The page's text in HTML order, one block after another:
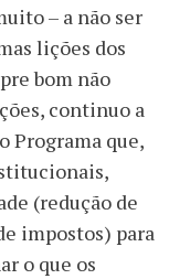
– a não ser
lições dos
bom não
continuo a
Programa que,
(redução de
impostos) para
o que os